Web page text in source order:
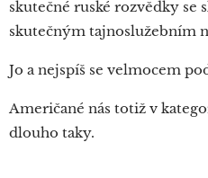
skutečné ruské rozvědky se
skutečným tajnoslužebním
Jo a nejspíš se velmocem
Američané nás totiž v
dlouho taky.